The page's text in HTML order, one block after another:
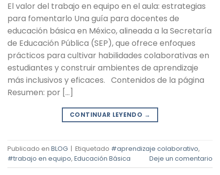
El valor del trabajo en equipo en el aula: estrategias
para fomentarlo Una guía para docentes de
educación básica en México, alineada a la Secretaría
de Educación Pública (SEP), que ofrece enfoques
prácticos para cultivar habilidades colaborativas en
estudiantes y construir ambientes de aprendizaje
más inclusivos y eficaces. Contenidos de la página
Resumen: por […]
CONTINUAR LEYENDO →
Publicado en BLOG | Etiquetado #aprendizaje colaborativo,
#trabajo en equipo, Educación Básica Deje un comentario